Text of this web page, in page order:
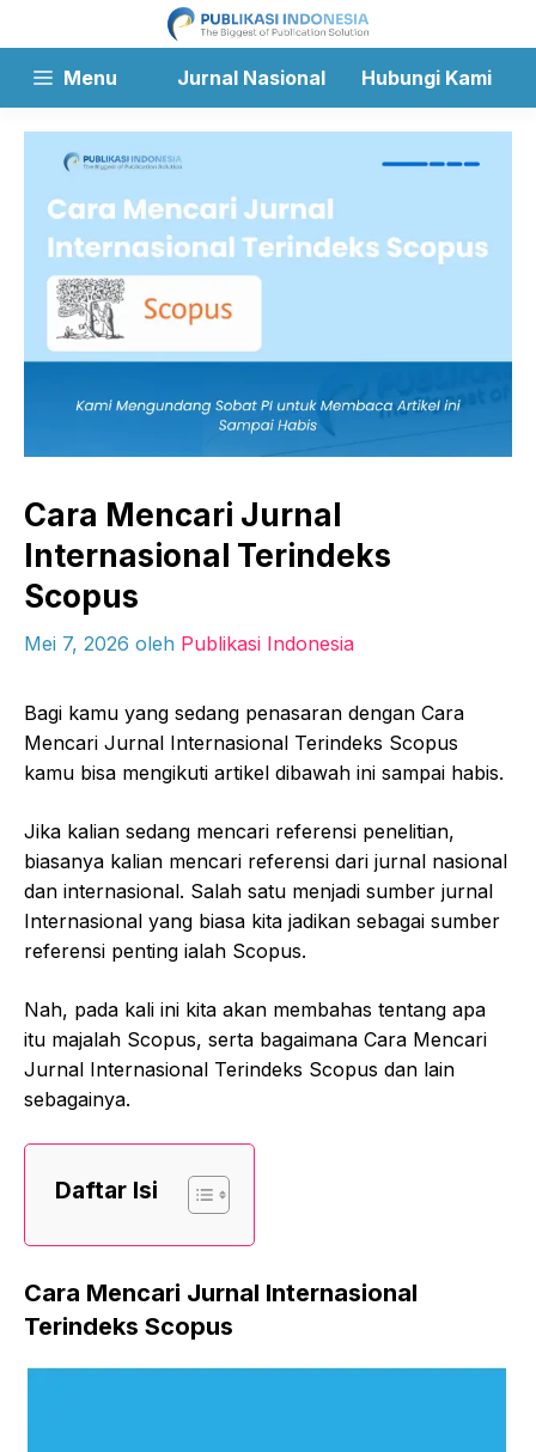
ke
Menu Jurnal Nasional Hubungi Kami
Cara Mencari Jurnal
Internasional Terindeks
Scopus
Mei 7, 2026 oleh Publikasi Indonesia
Bagi kamu yang sedang penasaran dengan Cara
Mencari Jurnal Internasional Terindeks Scopus
kamu bisa mengikuti artikel dibawah ini sampai habis.
Jika kalian sedang mencari referensi penelitian,
biasanya kalian mencari referensi dari jurnal nasional
dan internasional. Salah satu menjadi sumber jurnal
Internasional yang biasa kita jadikan sebagai sumber
referensi penting ialah Scopus.
Nah, pada kali ini kita akan membahas tentang apa
itu majalah Scopus, serta bagaimana Cara Mencari
Jurnal Internasional Terindeks Scopus dan lain
sebagainya.
Daftar Isi
Cara Mencari Jurnal Internasional
Terindeks Scopus